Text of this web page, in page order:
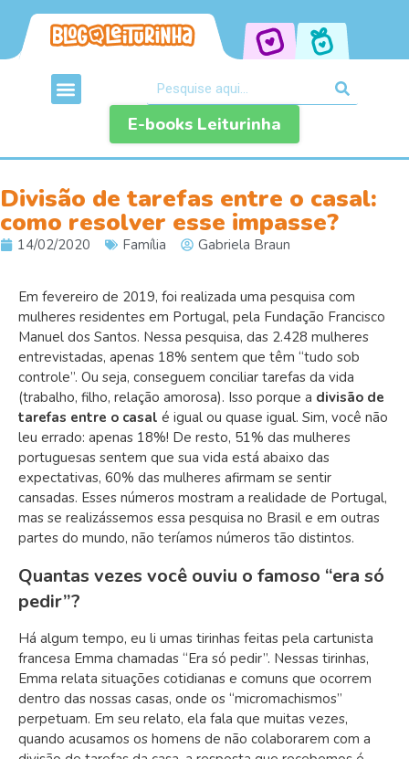
E-books Leiturinha
Divisão de tarefas entre o casal:
como resolver esse impasse?
14/02/2020 Família Gabriela Braun
Em fevereiro de 2019, foi realizada uma pesquisa com
mulheres residentes em Portugal, pela Fundação Francisco
Manuel dos Santos. Nessa pesquisa, das 2.428 mulheres
entrevistadas, apenas 18% sentem que têm “tudo sob
controle”. Ou seja, conseguem conciliar tarefas da vida
(trabalho, filho, relação amorosa). Isso porque a divisão de
tarefas entre o casal é igual ou quase igual. Sim, você não
leu errado: apenas 18%! De resto, 51% das mulheres
portuguesas sentem que sua vida está abaixo das
expectativas, 60% das mulheres afirmam se sentir
cansadas. Esses números mostram a realidade de Portugal,
mas se realizássemos essa pesquisa no Brasil e em outras
partes do mundo, não teríamos números tão distintos.
Quantas vezes você ouviu o famoso “era só
pedir”?
Há algum tempo, eu li umas tirinhas feitas pela cartunista
francesa Emma chamadas “Era só pedir”. Nessas tirinhas,
Emma relata situações cotidianas e comuns que ocorrem
dentro das nossas casas, onde os “micromachismos”
perpetuam. Em seu relato, ela fala que muitas vezes,
quando acusamos os homens de não colaborarem com a